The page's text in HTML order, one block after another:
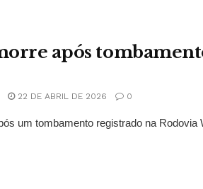
após
22 DE ABRIL DE 2026 0
um tombamento registrado na